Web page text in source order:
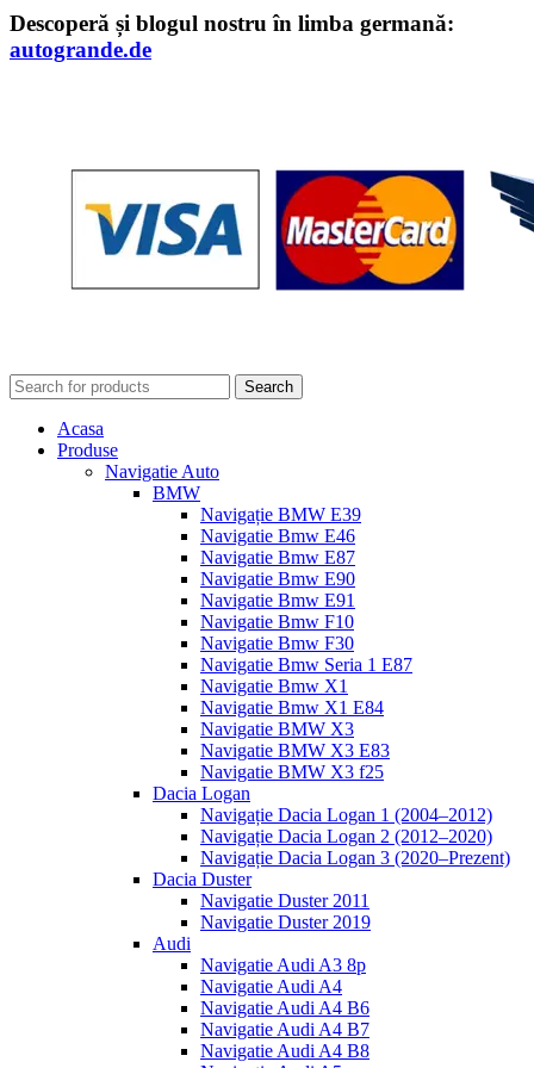
Descoperă și blogul nostru în limba germană:
autogrande.de
Search
Acasa
Produse
Navigatie Auto
BMW
Navigație BMW E39
Navigatie Bmw E46
Navigatie Bmw E87
Navigatie Bmw E90
Navigatie Bmw E91
Navigatie Bmw F10
Navigatie Bmw F30
Navigatie Bmw Seria 1 E87
Navigatie Bmw X1
Navigatie Bmw X1 E84
Navigatie BMW X3
Navigatie BMW X3 E83
Navigatie BMW X3 f25
Dacia Logan
Navigație Dacia Logan 1 (2004–2012)
Navigație Dacia Logan 2 (2012–2020)
Navigație Dacia Logan 3 (2020–Prezent)
Dacia Duster
Navigatie Duster 2011
Navigatie Duster 2019
Audi
Navigatie Audi A3 8p
Navigatie Audi A4
Navigatie Audi A4 B6
Navigatie Audi A4 B7
Navigatie Audi A4 B8